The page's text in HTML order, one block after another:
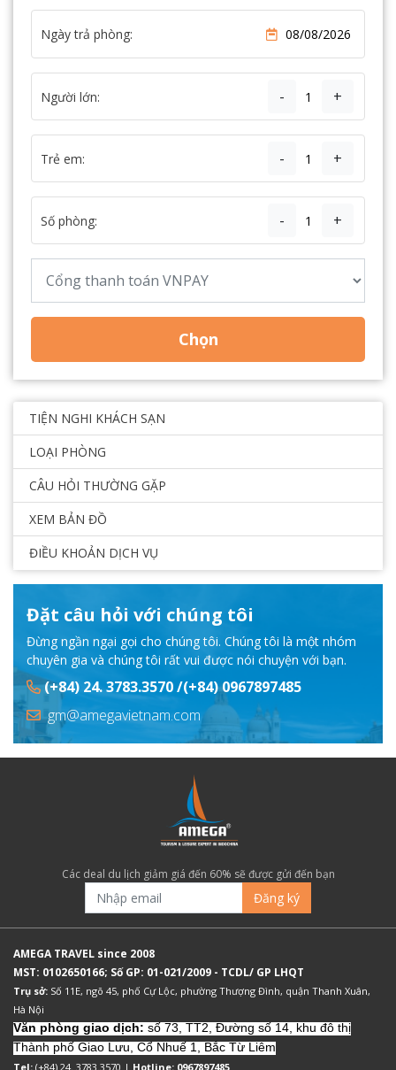
Ngày trả phòng:
Người lớn: - +
Trẻ em: - +
Số phòng: - +
Chọn
TIỆN NGHI KHÁCH SẠN
LOẠI PHÒNG
CÂU HỎI THƯỜNG GẶP
XEM BẢN ĐỒ
ĐIỀU KHOẢN DỊCH VỤ
Đặt câu hỏi với chúng tôi
Đừng ngần ngại gọi cho chúng tôi. Chúng tôi là một nhóm
chuyên gia và chúng tôi rất vui được nói chuyện với bạn.
(+84) 24. 3783.3570 /(+84) 0967897485
gm@amegavietnam.com
Các deal du lịch giảm giá đến 60% sẽ được gửi đến bạn
Đăng ký
AMEGA TRAVEL since 2008
MST: 0102650166; Số GP: 01-021/2009 - TCDL/ GP LHQT
Trụ sở: Số 11E, ngõ 45, phố Cự Lộc, phường Thượng Đình, quận Thanh Xuân,
Hà Nội
Văn phòng giao dịch: số 73, TT2, Đường số 14, khu đô thị
Thành phố Giao Lưu, Cổ Nhuế 1, Bắc Từ Liêm
Tel: (+84) 24. 3783.3570 | Hotline: 0967897485